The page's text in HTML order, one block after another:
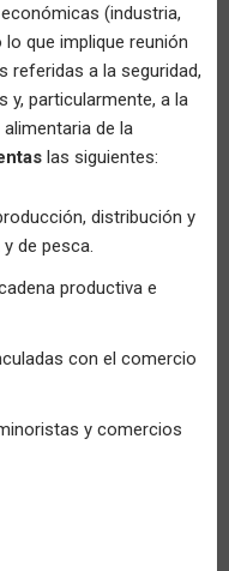
(industria,
que implique reunión
referidas a la seguridad,
y, particularmente, a la
de la
las siguientes:
distribución y
de pesca.
productiva e
con el comercio
y comercios